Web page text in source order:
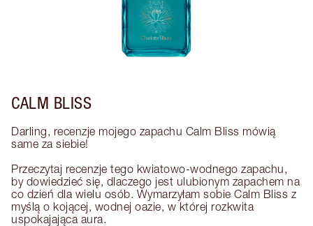
CALM BLISS
Darling, recenzje mojego zapachu Calm Bliss mówią
same za siebie!
Przeczytaj recenzje tego kwiatowo-wodnego zapachu,
by dowiedzieć się, dlaczego jest ulubionym zapachem na
co dzień dla wielu osób. Wymarzyłam sobie Calm Bliss z
myślą o kojącej, wodnej oazie, w której rozkwita
uspokajająca aura.